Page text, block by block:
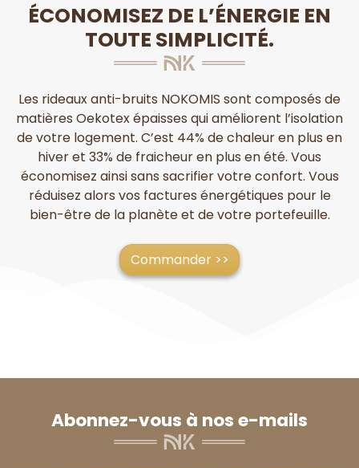
ÉCONOMISEZ DE L’ÉNERGIE EN
TOUTE SIMPLICITÉ.
Les rideaux anti-bruits NOKOMIS sont composés de
matières Oekotex épaisses qui améliorent l’isolation
de votre logement. C’est 44% de chaleur en plus en
hiver et 33% de fraicheur en plus en été. Vous
économisez ainsi sans sacrifier votre confort. Vous
réduisez alors vos factures énergétiques pour le
bien-être de la planète et de votre portefeuille.
Commander >>
Abonnez-vous à nos e-mails